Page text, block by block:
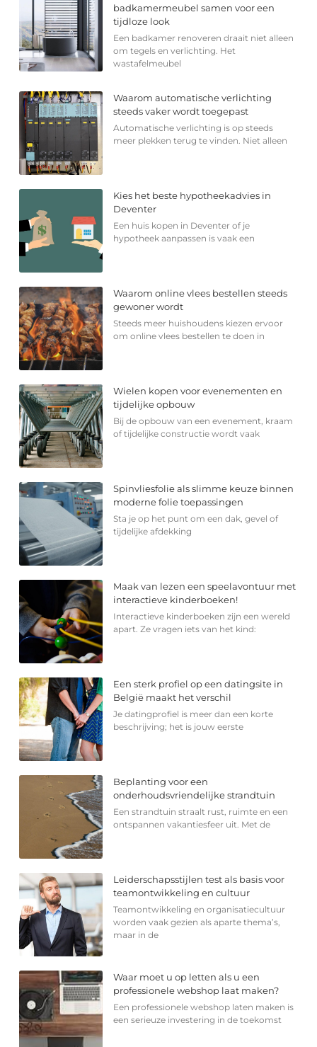
badkamermeubel samen voor een
tijdloze look
Een badkamer renoveren draait niet alleen
om tegels en verlichting. Het
wastafelmeubel
Waarom automatische verlichting
steeds vaker wordt toegepast
Automatische verlichting is op steeds
meer plekken terug te vinden. Niet alleen
Kies het beste hypotheekadvies in
Deventer
Een huis kopen in Deventer of je
hypotheek aanpassen is vaak een
Waarom online vlees bestellen steeds
gewoner wordt
Steeds meer huishoudens kiezen ervoor
om online vlees bestellen te doen in
Wielen kopen voor evenementen en
tijdelijke opbouw
Bij de opbouw van een evenement, kraam
of tijdelijke constructie wordt vaak
Spinvliesfolie als slimme keuze binnen
moderne folie toepassingen
Sta je op het punt om een dak, gevel of
tijdelijke afdekking
Maak van lezen een speelavontuur met
interactieve kinderboeken!
Interactieve kinderboeken zijn een wereld
apart. Ze vragen iets van het kind:
Een sterk profiel op een datingsite in
België maakt het verschil
Je datingprofiel is meer dan een korte
beschrijving; het is jouw eerste
Beplanting voor een
onderhoudsvriendelijke strandtuin
Een strandtuin straalt rust, ruimte en een
ontspannen vakantiesfeer uit. Met de
Leiderschapsstijlen test als basis voor
teamontwikkeling en cultuur
Teamontwikkeling en organisatiecultuur
worden vaak gezien als aparte thema’s,
maar in de
Waar moet u op letten als u een
professionele webshop laat maken?
Een professionele webshop laten maken is
een serieuze investering in de toekomst